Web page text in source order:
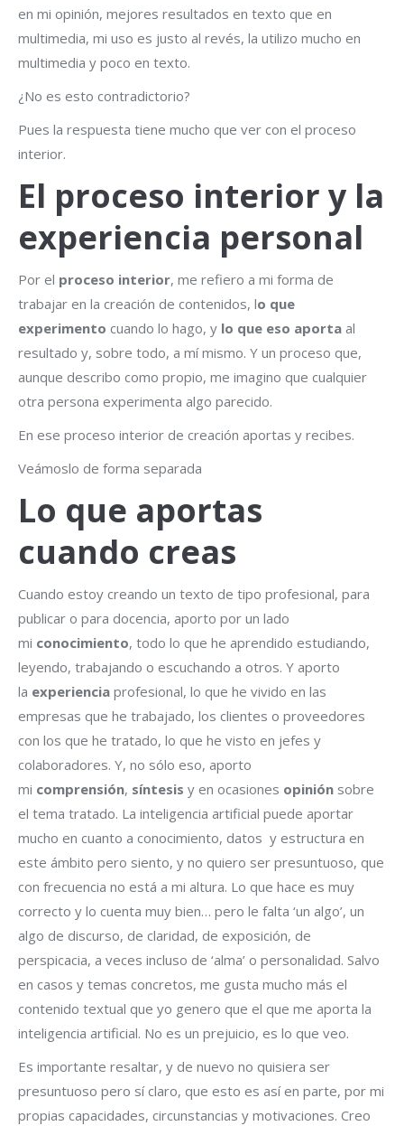
en mi opinión, mejores resultados en texto que en
multimedia, mi uso es justo al revés, la utilizo mucho en
multimedia y poco en texto.
¿No es esto contradictorio?
Pues la respuesta tiene mucho que ver con el proceso
interior.
El proceso interior y la
experiencia personal
Por el proceso interior, me refiero a mi forma de
trabajar en la creación de contenidos, lo que
experimento cuando lo hago, y lo que eso aporta al
resultado y, sobre todo, a mí mismo. Y un proceso que,
aunque describo como propio, me imagino que cualquier
otra persona experimenta algo parecido.
En ese proceso interior de creación aportas y recibes.
Veámoslo de forma separada
Lo que aportas
cuando creas
Cuando estoy creando un texto de tipo profesional, para
publicar o para docencia, aporto por un lado
mi conocimiento, todo lo que he aprendido estudiando,
leyendo, trabajando o escuchando a otros. Y aporto
la experiencia profesional, lo que he vivido en las
empresas que he trabajado, los clientes o proveedores
con los que he tratado, lo que he visto en jefes y
colaboradores. Y, no sólo eso, aporto
mi comprensión, síntesis y en ocasiones opinión sobre
el tema tratado. La inteligencia artificial puede aportar
mucho en cuanto a conocimiento, datos y estructura en
este ámbito pero siento, y no quiero ser presuntuoso, que
con frecuencia no está a mi altura. Lo que hace es muy
correcto y lo cuenta muy bien… pero le falta ‘un algo’, un
algo de discurso, de claridad, de exposición, de
perspicacia, a veces incluso de ‘alma’ o personalidad. Salvo
en casos y temas concretos, me gusta mucho más el
contenido textual que yo genero que el que me aporta la
inteligencia artificial. No es un prejuicio, es lo que veo.
Es importante resaltar, y de nuevo no quisiera ser
presuntuoso pero sí claro, que esto es así en parte, por mi
propias capacidades, circunstancias y motivaciones. Creo